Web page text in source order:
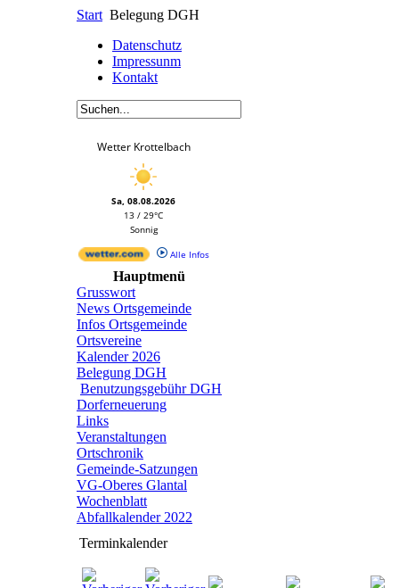
Start Belegung DGH
Datenschutz
Impressunm
Kontakt
Wetter Krottelbach
Sa, 08.08.2026
13 / 29°C
Sonnig
Alle Infos
Hauptmenü
Grusswort
News Ortsgemeinde
Infos Ortsgemeinde
Ortsvereine
Kalender 2026
Belegung DGH
Benutzungsgebühr DGH
Dorferneuerung
Links
Veranstaltungen
Ortschronik
Gemeinde-Satzungen
VG-Oberes Glantal
Wochenblatt
Abfallkalender 2022
Terminkalender